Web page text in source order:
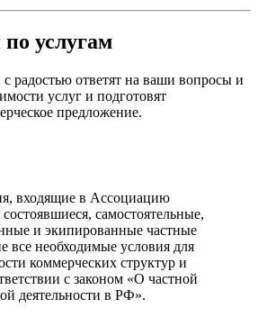
услугам
радостью ответят на ваши вопросы и
услуг и подготовят
предложение.
входящие в Ассоциацию
самостоятельные,
и экипированные частные
все необходимые условия для
коммерческих структур и
с законом «О частной
деятельности в РФ».